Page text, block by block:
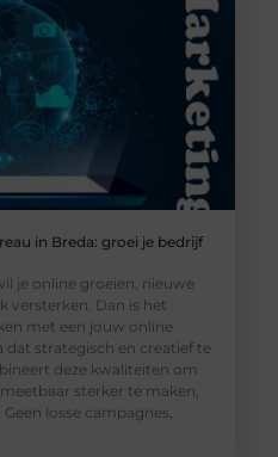
in Breda: groei je bedrijf
je online groeien, nieuwe
versterken. Dan is het
met een jouw online
strategisch en creatief te
deze kwaliteiten om
sterker te maken,
losse campagnes,